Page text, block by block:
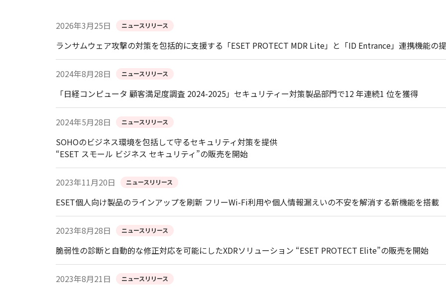
2026年3月25日 ニュースリリース
ランサムウェア攻撃の対策を包括的に支援する「ESET PROTECT MDR Lite」と「ID Entrance」連携機能の
2024年8月28日 ニュースリリース
「日経コンピュータ 顧客満足度調査 2024-2025」セキュリティー対策製品部門で12 年連続1 位を獲得
2024年5月28日 ニュースリリース
SOHOのビジネス環境を包括して守るセキュリティ対策を提供
“ESET スモール ビジネス セキュリティ”の販売を開始
2023年11月20日 ニュースリリース
ESET個人向け製品のラインアップを刷新 フリーWi-Fi利用や個人情報漏えいの不安を解消する新機能を搭載
2023年8月28日 ニュースリリース
脆弱性の診断と自動的な修正対応を可能にしたXDRソリューション “ESET PROTECT Elite”の販売を開始
2023年8月21日 ニュースリリース